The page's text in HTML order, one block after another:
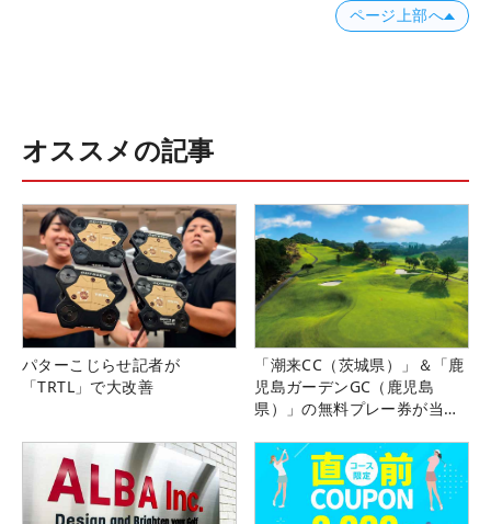
ページ上部へ
オススメの記事
パターこじらせ記者が
「TRTL」で大改善
「潮来CC（茨城県）」＆「鹿
児島ガーデンGC（鹿児島
県）」の無料プレー券が当た